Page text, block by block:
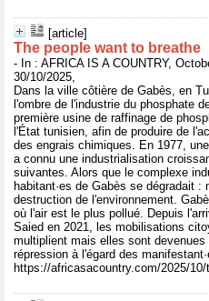
[article]
The people want to breathe
- In : AFRICA IS A COUNTRY,
30/10/2025,
Dans la ville côtière de Gabès, en
l'ombre de l'industrie du phosphate
première usine de raffinage de
l'État tunisien, afin de produire de
des engrais chimiques. En 1977,
a connu une industrialisation
suivantes. Alors que le complexe
habitant·es de Gabès se dégradait
destruction de l'environnement.
où l'air est le plus pollué. Depuis
Saied en 2021, les mobilisations
multiplient mais elles sont
répression à l'égard des
https://africasacountry.com/2025/